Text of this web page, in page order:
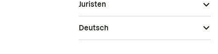
Juristen
Deutsch